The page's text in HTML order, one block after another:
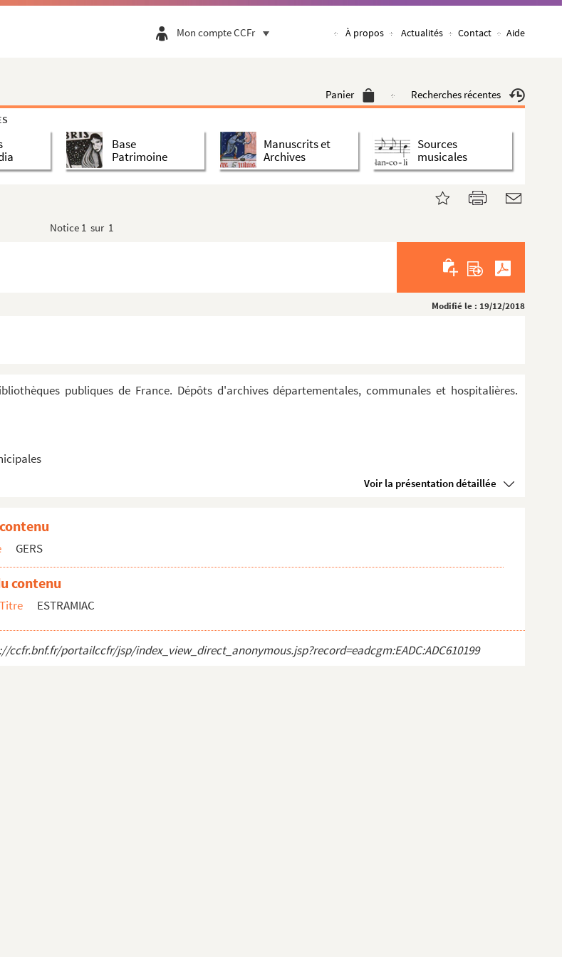
Mon compte CCFr À propos Actualités Contact Aide
Panier Recherches récentes
Base
Patrimoine
Manuscrits et
Archives
Sources
musicales
Notice 1 sur 1
Modifié le : 19/12/2018
publiques de France. Dépôts d'archives départementales, communales et hospitalières.
Voir la présentation détaillée
GERS
contenu
Titre ESTRAMIAC
ccfr.bnf.fr/portailccfr/jsp/index_view_direct_anonymous.jsp?record=eadcgm:EADC:ADC610199